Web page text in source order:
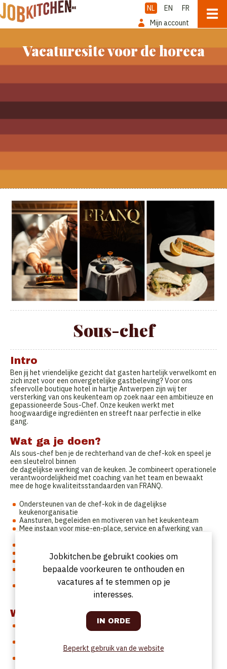
NL EN
FR
Mijn account
Vacaturesite voor de horeca
Sous-chef
Intro
Ben jij het vriendelijke gezicht dat gasten hartelijk verwelkomt en
zich inzet voor een onvergetelijke gastbeleving? Voor ons
sfeervolle boutique hotel in hartje Antwerpen zijn wij ter
versterking van ons keukenteam op zoek naar een ambitieuze en
gepassioneerde Sous-Chef. Onze keuken werkt met
hoogwaardige ingrediënten en streeft naar perfectie in elke
gang.
Wat ga je doen?
Als sous-chef ben je de rechterhand van de chef-kok en speel je
een sleutelrol binnen
de dagelijkse werking van de keuken. Je combineert operationele
verantwoordelijkheid met coaching van het team en bewaakt
mee de hoge kwaliteitsstandaarden van FRANQ.
Ondersteunen van de chef-kok in de dagelijkse
keukenorganisatie
Aansturen, begeleiden en motiveren van het keukenteam
Mee instaan voor mise-en-place, service en afwerking van
Toezien op hygiëne-, HACCP- en veiligheidsnormen
Mee opvolgen van stockbeheer, bestellingen en foodcost
Actief meedenken over menu’s, suggesties en
seizoensgerechten
Verantwoordelijkheid opnemen bij afwezigheid van de chef-
Wie ben jij?
Je hebt ervaring als sous-chef of een sterke chef de partie
met ambitie om door te groeien
Jobkitchen.be gebruikt cookies om
bepaalde voorkeuren te onthouden en
vacatures af te stemmen op je
interesses.
Beperkt gebruik van de website